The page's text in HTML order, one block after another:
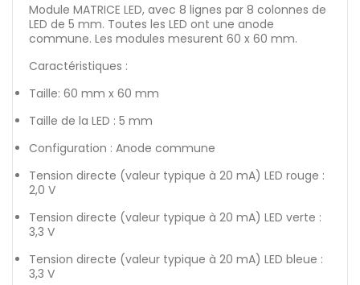
Module MATRICE LED, avec 8 lignes par 8 colonnes de
LED de 5 mm. Toutes les LED ont une anode
commune. Les modules mesurent 60 x 60 mm.
Caractéristiques :
Taille: 60 mm x 60 mm
Taille de la LED : 5 mm
Configuration : Anode commune
Tension directe (valeur typique à 20 mA) LED rouge :
2,0 V
Tension directe (valeur typique à 20 mA) LED verte :
3,3 V
Tension directe (valeur typique à 20 mA) LED bleue :
3,3 V